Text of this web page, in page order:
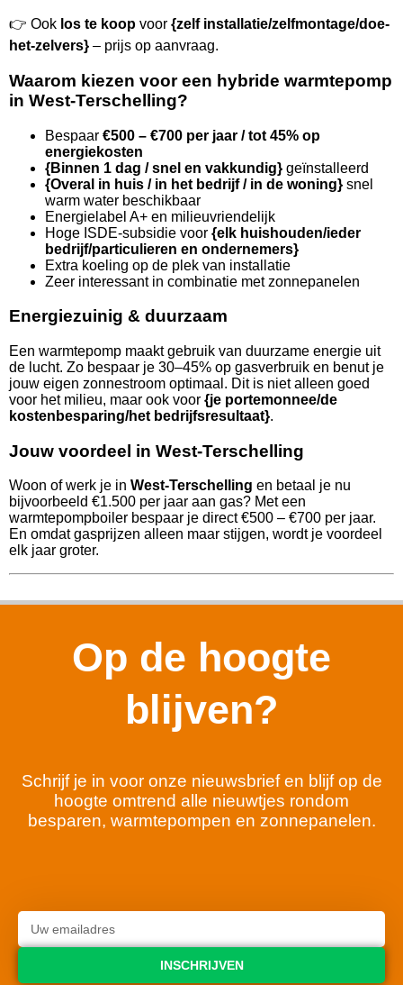
👉 Ook los te koop voor {zelf installatie/zelfmontage/doe-
het-zelvers} – prijs op aanvraag.
Waarom kiezen voor een hybride warmtepomp
in West-Terschelling?
Bespaar €500 – €700 per jaar / tot 45% op
energiekosten
{Binnen 1 dag / snel en vakkundig} geïnstalleerd
{Overal in huis / in het bedrijf / in de woning} snel
warm water beschikbaar
Energielabel A+ en milieuvriendelijk
Hoge ISDE-subsidie voor {elk huishouden/ieder
bedrijf/particulieren en ondernemers}
Extra koeling op de plek van installatie
Zeer interessant in combinatie met zonnepanelen
Energiezuinig & duurzaam
Een warmtepomp maakt gebruik van duurzame energie uit
de lucht. Zo bespaar je 30–45% op gasverbruik en benut je
jouw eigen zonnestroom optimaal. Dit is niet alleen goed
voor het milieu, maar ook voor {je portemonnee/de
kostenbesparing/het bedrijfsresultaat}.
Jouw voordeel in West-Terschelling
Woon of werk je in West-Terschelling en betaal je nu
bijvoorbeeld €1.500 per jaar aan gas? Met een
warmtepompboiler bespaar je direct €500 – €700 per jaar.
En omdat gasprijzen alleen maar stijgen, wordt je voordeel
elk jaar groter.
Op de hoogte
blijven?
Schrijf je in voor onze nieuwsbrief en blijf op de
hoogte omtrend alle nieuwtjes rondom
besparen, warmtepompen en zonnepanelen.
INSCHRIJVEN